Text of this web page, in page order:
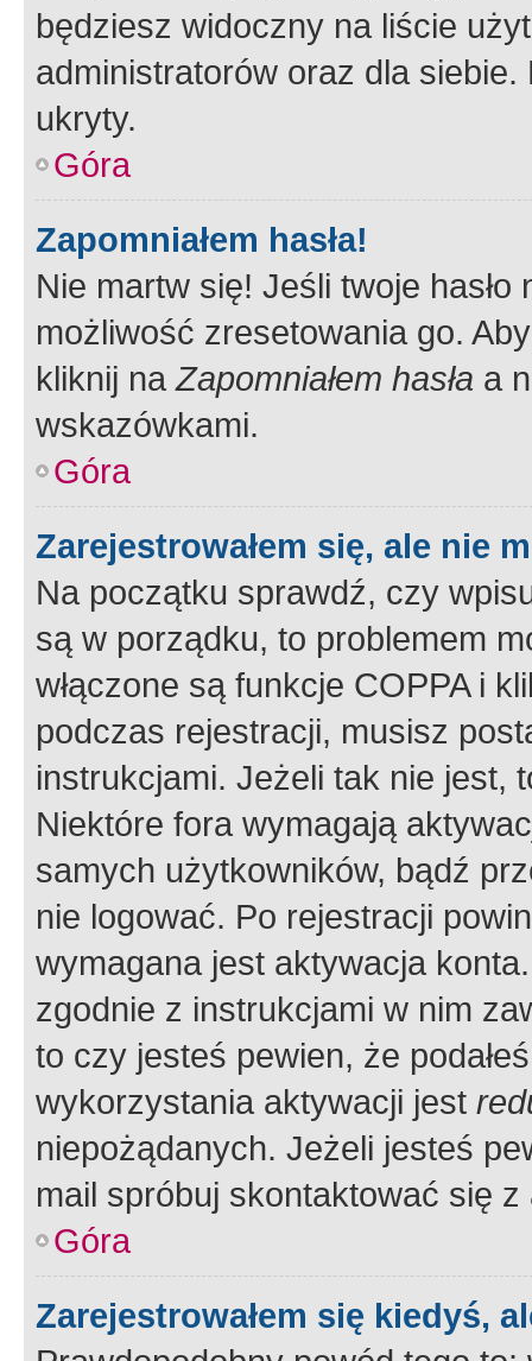
będziesz widoczny na liście
administratorów oraz dla
ukryty.
Góra
Zapomniałem hasła!
Nie martw się! Jeśli twoje
możliwość zresetowania go.
kliknij naZapomniałem hasła a
wskazówkami.
Góra
Zarejestrowałem się, ale nie
Na początku sprawdź, czy
są w porządku, to problemem
włączone są funkcje COPPA i
podczas rejestracji, musisz
instrukcjami. Jeżeli tak nie jest,
Niektóre fora wymagają
samych użytkowników, bądź
nie logować. Po rejestracji
wymagana jest aktywacja
zgodnie z instrukcjami w nim
to czy jesteś pewien, że
wykorzystania aktywacji jest
niepożądanych. Jeżeli jesteś
mail spróbuj skontaktować się
Góra
Zarejestrowałem się kiedyś,